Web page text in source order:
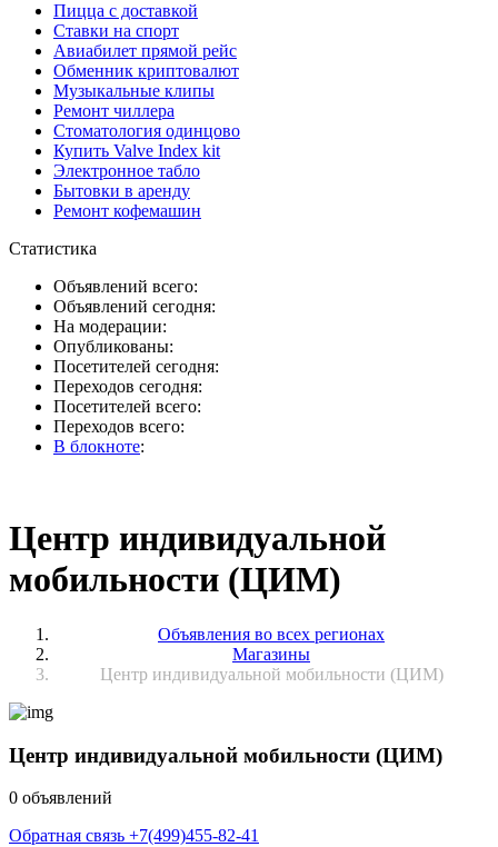
Пицца с доставкой
Ставки на спорт
Авиабилет прямой рейс
Обменник криптовалют
Музыкальные клипы
Ремонт чиллера
Стоматология одинцово
Купить Valve Index kit
Электронное табло
Бытовки в аренду
Ремонт кофемашин
Статистика
Объявлений всего:
Объявлений сегодня:
На модерации:
Опубликованы:
Посетителей сегодня:
Переходов сегодня:
Посетителей всего:
Переходов всего:
В блокноте:
Центр индивидуальной
мобильности (ЦИМ)
Объявления во всех регионах
Магазины
Центр индивидуальной мобильности (ЦИМ)
Центр индивидуальной мобильности (ЦИМ)
0 объявлений
Обратная связь +7(499)455-82-41